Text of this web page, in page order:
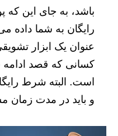
باشد، به جای این
رایگان به شما داده
عنوان یک ابزار
کسانی که قصد ادامه
است. البته شرط
و باید در مدت